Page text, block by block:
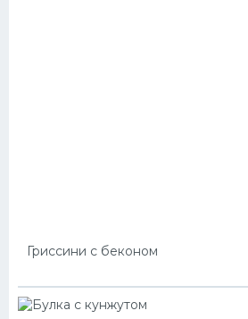
Гриссини с беконом